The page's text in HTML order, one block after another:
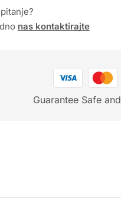
nas kontaktirajte
Guarantee Safe